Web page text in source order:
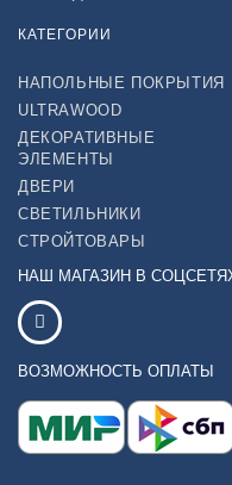
КАТЕГОРИИ
НАПОЛЬНЫЕ ПОКРЫТИЯ
ULTRAWOOD
ДЕКОРАТИВНЫЕ
ЭЛЕМЕНТЫ
ДВЕРИ
СВЕТИЛЬНИКИ
СТРОЙТОВАРЫ
НАШ МАГАЗИН В
ВОЗМОЖНОСТЬ ОПЛАТЫ